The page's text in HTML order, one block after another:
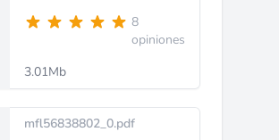
8
opiniones
3.01Mb
mfl56838802_0.pdf